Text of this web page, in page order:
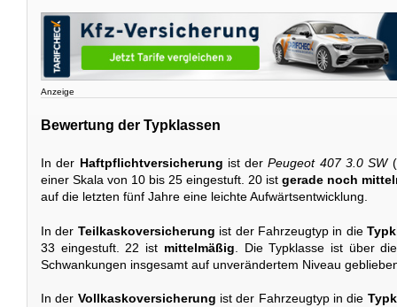
Anzeige
Bewertung der Typklassen
In der Haftpflichtversicherung ist derPeugeot 407 3.0 SW
einer Skala von 10 bis 25 eingestuft. 20 ist gerade noch
auf die letzten fünf Jahre eine leichte Aufwärtsentwicklung.
In der Teilkaskoversicherung ist der Fahrzeugtyp in die
33 eingestuft. 22 ist mittelmäßig . Die Typklasse ist über
Schwankungen insgesamt auf unverändertem Niveau
In der Vollkaskoversicherung ist der Fahrzeugtyp in die